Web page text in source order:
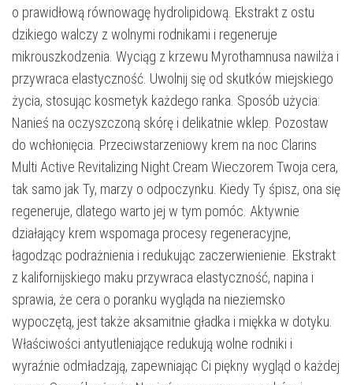
o prawidłową równowagę hydrolipidową. Ekstrakt z ostu
dzikiego walczy z wolnymi rodnikami i regeneruje
mikrouszkodzenia. Wyciąg z krzewu Myrothamnusa nawilża i
przywraca elastyczność. Uwolnij się od skutków miejskiego
życia, stosując kosmetyk każdego ranka. Sposób użycia:
Nanieś na oczyszczoną skórę i delikatnie wklep. Pozostaw
do wchłonięcia. Przeciwstarzeniowy krem na noc Clarins
Multi Active Revitalizing Night Cream Wieczorem Twoja cera,
tak samo jak Ty, marzy o odpoczynku. Kiedy Ty śpisz, ona się
regeneruje, dlatego warto jej w tym pomóc. Aktywnie
działający krem wspomaga procesy regeneracyjne,
łagodząc podrażnienia i redukując zaczerwienienie. Ekstrakt
z kalifornijskiego maku przywraca elastyczność, napina i
sprawia, że cera o poranku wygląda na nieziemsko
wypoczętą, jest także aksamitnie gładka i miękka w dotyku.
Właściwości antyutleniające redukują wolne rodniki i
wyraźnie odmładzają, zapewniając Ci piękny wygląd o każdej